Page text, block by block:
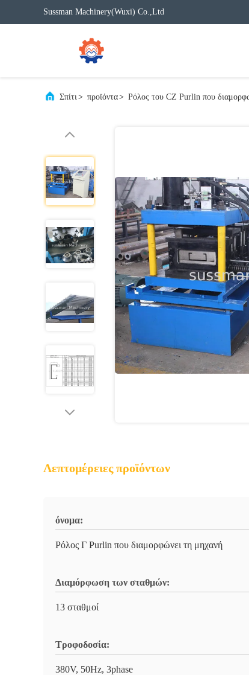
Sussman Machinery(Wuxi) Co.,Ltd
Σπίτι> προϊόντα> Ρόλος του CZ Purlin που
Λεπτομέρειες προϊόντων
όνομα:
Ρόλος Γ Purlin που διαμορφώνει τη μηχανή
Διαμόρφωση των σταθμών:
13 σταθμοί
Τροφοδοσία:
380V, 50Hz, 3phase